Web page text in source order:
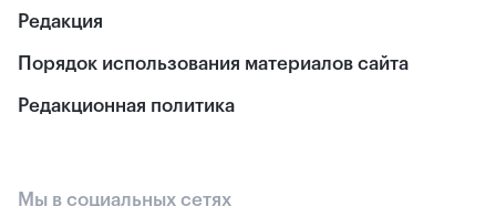
Редакция
Порядок использования материалов сайта
Редакционная политика
Мы в социальных сетях